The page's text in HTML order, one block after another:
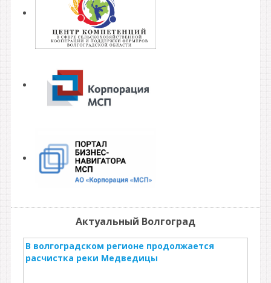
Актуальный Волгоград
В волгоградском регионе продолжается
расчистка реки Медведицы